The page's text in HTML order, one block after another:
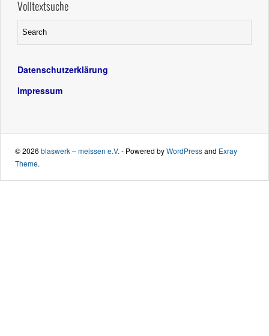
Volltextsuche
Datenschutzerklärung
Impressum
© 2026 blaswerk – meissen e.V. - Powered byWordPressand Exray
Theme.